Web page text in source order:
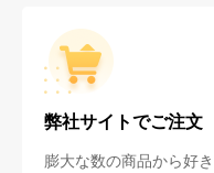
弊社サイトでご注文
膨大な数の商品から好